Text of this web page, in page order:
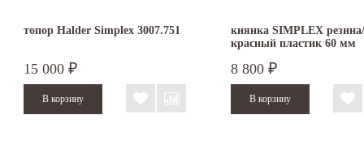
топор Halder Simplex 3007.751
15 000 ₽
киянка SIMPLEX резина/
красный пластик 60 мм
8 800 ₽